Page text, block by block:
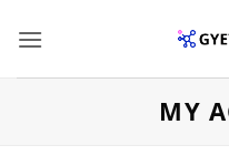
MY